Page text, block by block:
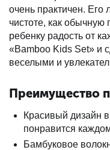
очень практичен. Его
чистоте, как
ребенку радость от
«Bamboo Kids Set» и
веселыми и
Преимущество
Красивый дизайн
понравится
Бамбуковое